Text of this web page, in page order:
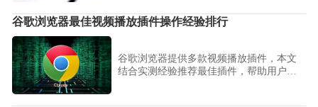
启延迟、卡死等顽疾，让每一次开启都能
享受到秒级冷启动的畅快反馈感，拒绝无
谷歌浏览器最佳视频播放插件操作经验排行
谷歌浏览器提供多款视频播放插件，本文
结合实测经验推荐最佳插件，帮助用户获